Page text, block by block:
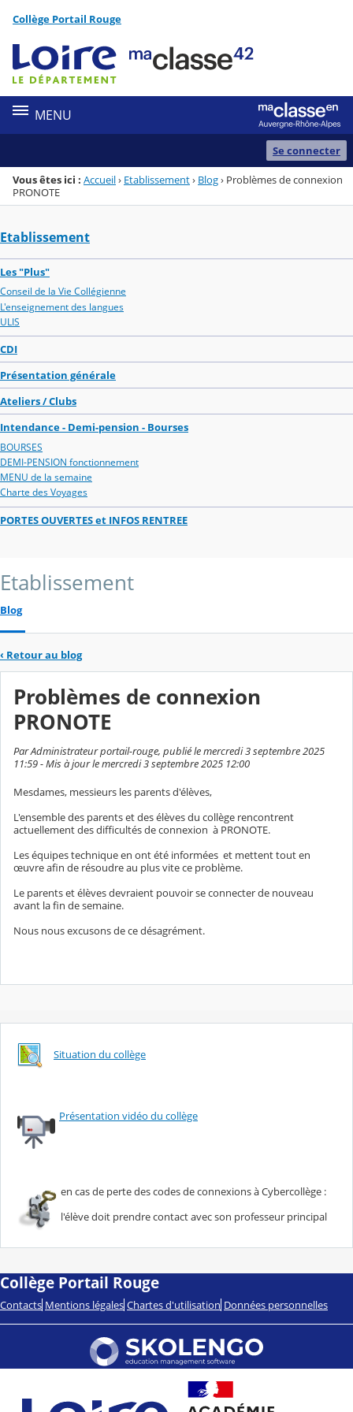
Menu de la rubrique
Contenu
Collège Portail Rouge
MENU
Se connecter
Vous êtes ici : Accueil› Etablissement› Blog› Problèmes de connexion
PRONOTE
Etablissement
Les "Plus"
Conseil de la Vie Collégienne
L'enseignement des langues
ULIS
CDI
Présentation générale
Ateliers / Clubs
Intendance - Demi-pension - Bourses
BOURSES
DEMI-PENSION fonctionnement
MENU de la semaine
Charte des Voyages
PORTES OUVERTES et INFOS RENTREE
Etablissement
Blog
‹ Retour au blog
Problèmes de connexion
PRONOTE
Par Administrateur portail-rouge, publié le mercredi 3 septembre 2025
11:59 - Mis à jour le mercredi 3 septembre 2025 12:00
Mesdames, messieurs les parents d'élèves,
L'ensemble des parents et des élèves du collège rencontrent
actuellement des difficultés de connexion à PRONOTE.
Les équipes technique en ont été informées et mettent tout en
œuvreafin de résoudre au plus vite ce problème.
Le parents et élèves devraient pouvoir se connecter de nouveau
avant la fin de semaine.
Nous nous excusons de ce désagrément.
Situation du collège
Présentation vidéo du collège
en cas de perte des codes de connexions à Cybercollège :
l'élève doit prendre contact avec son professeur principal
Collège Portail Rouge
Contacts Mentions légales Chartes d'utilisation Données personnelles